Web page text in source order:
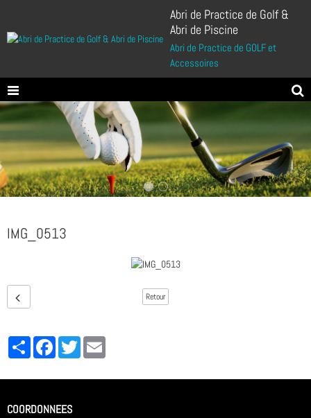
Abri de Practice de Golf &
Abri de Piscine
Abri de Practice de GOLF et
Accessoires
IMG_0513
Retour
PartagerFacebookTwitter
COORDONNEES